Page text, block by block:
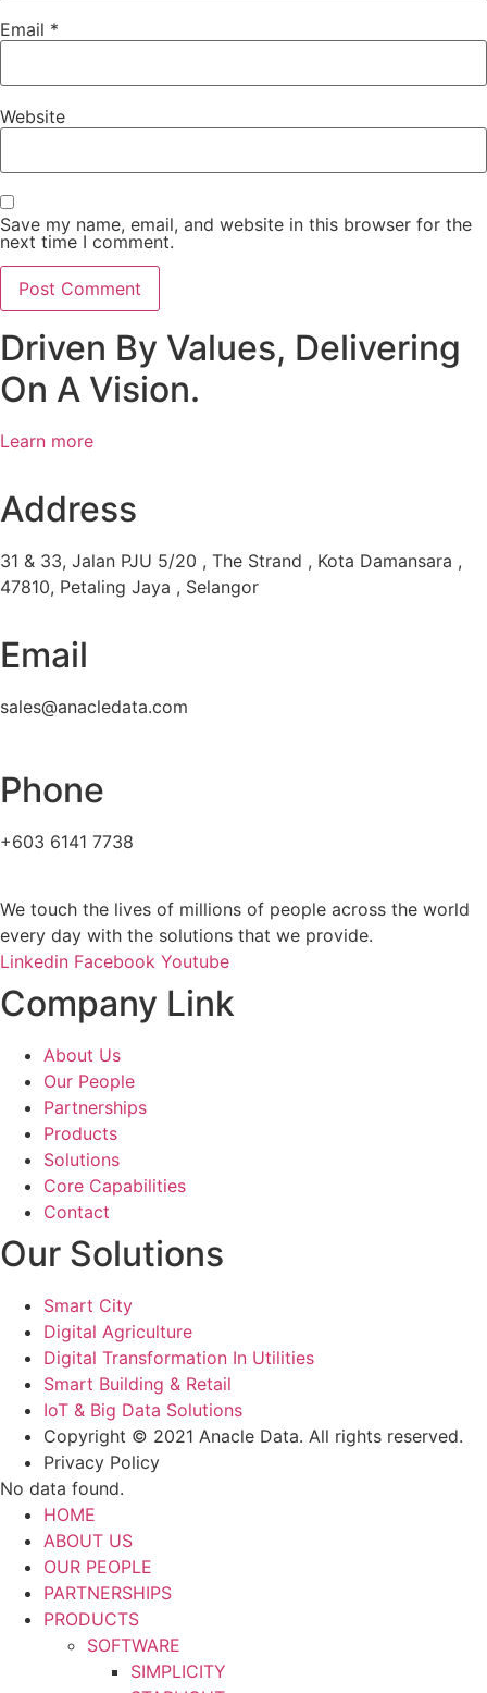
Email *
Website
Save my name, email, and website in this browser for the
next time I comment.
Driven By Values, Delivering
On A Vision.
Learn more
Address
31 & 33, Jalan PJU 5/20 , The Strand , Kota Damansara ,
47810, Petaling Jaya , Selangor
Email
sales@anacledata.com
Phone
+603 6141 7738
We touch the lives of millions of people across the world
every day with the solutions that we provide.
Linkedin Facebook Youtube
Company Link
About Us
Our People
Partnerships
Products
Solutions
Core Capabilities
Contact
Our Solutions
Smart City
Digital Agriculture
Digital Transformation In Utilities
Smart Building & Retail
IoT & Big Data Solutions
Copyright © 2021 Anacle Data. All rights reserved.
Privacy Policy
No data found.
HOME
ABOUT US
OUR PEOPLE
PARTNERSHIPS
PRODUCTS
SOFTWARE
SIMPLICITY